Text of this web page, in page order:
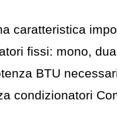
caratteristica
fissi: mono,
BTU
condizionatori